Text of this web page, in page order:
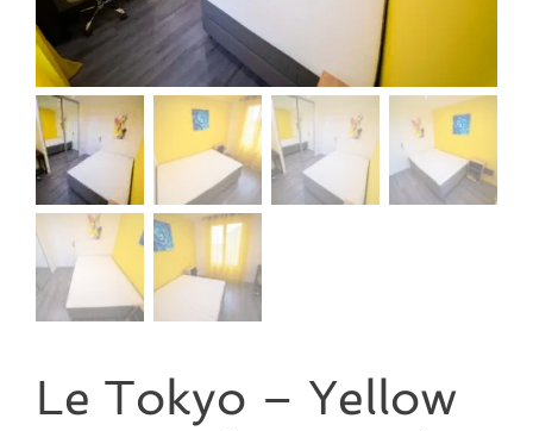
Le Tokyo – Yellow